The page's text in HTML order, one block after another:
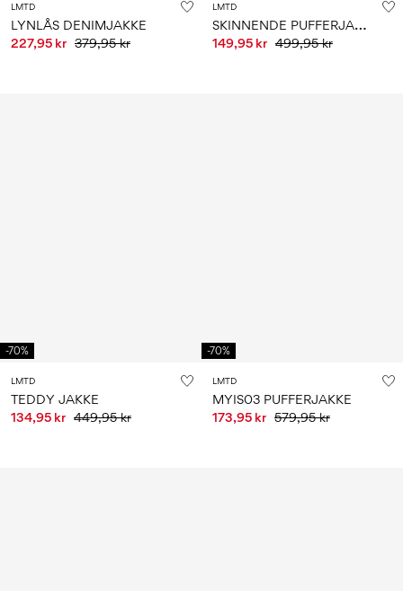
LMTD
LYNLÅS DENIMJAKKE
227,95 kr 379,95 kr
LMTD
S
KINNENDE PUFFERJAKKE
149,95 kr 499,95 kr
-70%
LMTD
TEDDY JAKKE
134,95 kr 449,95 kr
-70%
LMTD
MYIS03 PUFFERJAKKE
173,95 kr 579,95 kr